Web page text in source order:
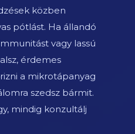
közben
pótlást. Ha állandó
vagy lassú
érdemes
a mikrotápanyag
szedsz bármit.
mindig konzultálj